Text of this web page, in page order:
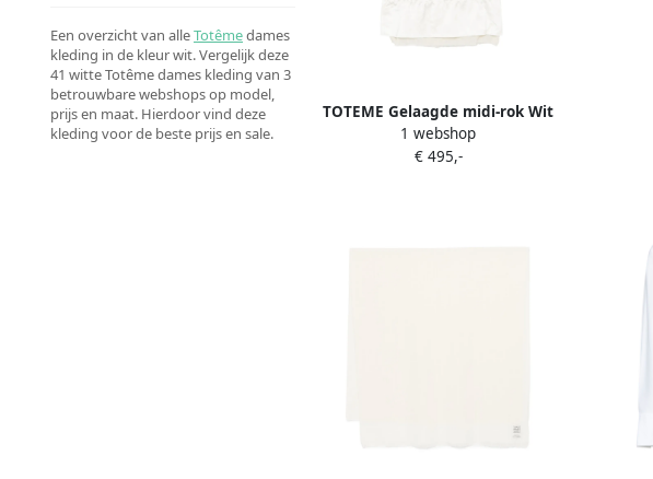
Een overzicht van alleTotêmedames
kleding in de kleur wit. Vergelijk deze
41 witte Totême dames kleding van 3
betrouwbare webshops op model,
prijs en maat. Hierdoor vind deze
kleding voor de beste prijs en sale.
TOTEME Gelaagde midi-rok Wit
1 webshop
€ 495,-